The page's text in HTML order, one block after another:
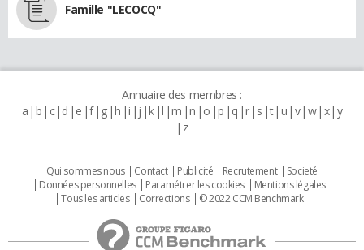
Famille "LECOCQ"
Annuaire des membres :
a b c d e f g h i j k l m n o p q r s t u v w x y
z
Qui sommes nous Contact Publicité Recrutement
Societé
Données personnelles
Paramétrer les cookies
Mentions légales
Tous les articles
Corrections © 2022 CCM Benchmark